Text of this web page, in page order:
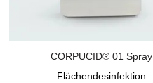
CORPUCID® 01 Spray
Flächendesinfektion